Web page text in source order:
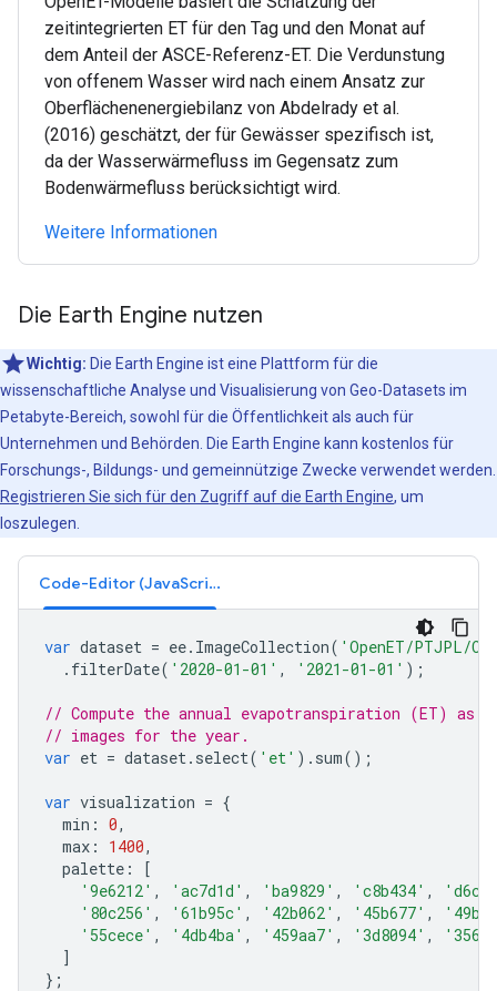
zeitintegrierten ET für den Tag und den Monat auf
dem Anteil der ASCE-Referenz-ET. Die Verdunstung
von offenem Wasser wird nach einem Ansatz zur
Oberflächenenergiebilanz von Abdelrady et al.
(2016) geschätzt, der für Gewässer spezifisch ist,
da der Wasserwärmefluss im Gegensatz zum
Bodenwärmefluss berücksichtigt wird.
Weitere Informationen
Die Earth Engine nutzen
Wichtig: Die Earth Engine ist eine Plattform für die
wissenschaftliche Analyse und Visualisierung von Geo-Datasets im
Petabyte-Bereich, sowohl für die Öffentlichkeit als auch für
Unternehmen und Behörden. Die Earth Engine kann kostenlos für
Forschungs-, Bildungs- und gemeinnützige Zwecke verwendet werden.
Registrieren Sie sich für den Zugriff auf die Earth Engine, um
loszulegen.
Code-Editor (JavaScript)
var dataset = ee. ImageCollection( 'OpenET/PTJPL/
. filterDate( '2020-01-01' , '2021-01-01' );
// Compute the annual evapotranspiration (ET) as
// images for the year.
var et = dataset. select( 'et' ). sum();
var visualization = {
min : 0,
max : 1400,
palette :
[
'9e6212' , 'ac7d1d' , 'ba9829' , 'c8b434' ,
'80c256' , '61b95c' , '42b062' , '45b677' ,
'55cece' , '4db4ba' , '459aa7' , '3d8094' ,
]
};